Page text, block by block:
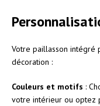
Votre paillasson
décoration :
Couleurs et motifs :
votre intérieur ou optez